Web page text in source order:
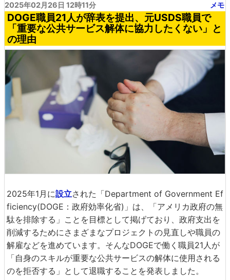
2025年02月26日 12時11分 メモ
DOGE職員21人が辞表を提出、元USDS職員で
「重要な公共サービス解体に協力したくない」と
の理由
2025年1月に設立された「Department of Government Ef
ficiency(DOGE：政府効率化省)」は、「アメリカ政府の無
駄を排除する」ことを目標として掲げており、政府支出を
削減するためにさまざまなプロジェクトの見直しや職員の
解雇などを進めています。そんなDOGEで働く職員21人が
「自身のスキルが重要な公共サービスの解体に使用される
のを拒否する」として退職することを発表しました。